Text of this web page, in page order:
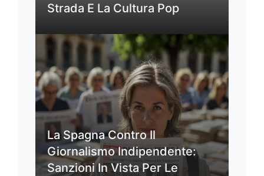
Strada E La Cultura Pop
La Spagna Contro Il
Giornalismo Indipendente:
Sanzioni In Vista Per Le